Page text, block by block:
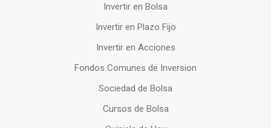
Invertir en Bolsa
Invertir en Plazo Fijo
Invertir en Acciones
Fondos Comunes de Inversion
Sociedad de Bolsa
Cursos de Bolsa